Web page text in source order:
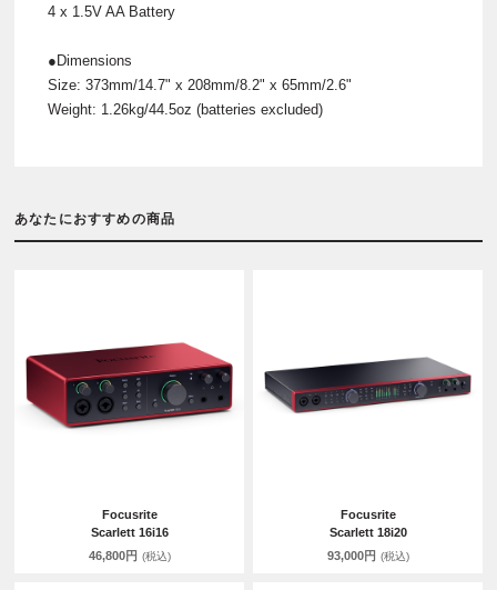
4 x 1.5V AA Battery
●Dimensions
Size: 373mm/14.7" x 208mm/8.2" x 65mm/2.6"
Weight: 1.26kg/44.5oz (batteries excluded)
あなたにおすすめの商品
Focusrite
Scarlett 16i16
46,800円 (税込)
Focusrite
Scarlett 18i20
93,000円 (税込)